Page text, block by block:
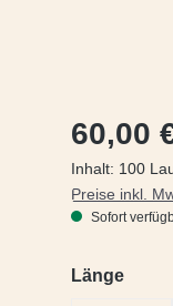
Regulärer
60,00
Inhalt: 100
Preise inkl.
Sofort
Länge